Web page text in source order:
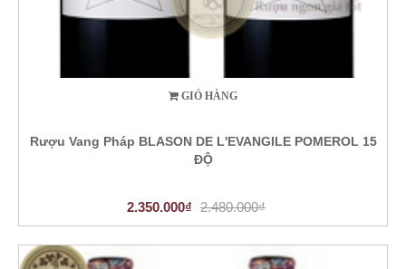
GIỎ HÀNG
Rượu Vang Pháp BLASON DE L'EVANGILE POMEROL 15
ĐỘ
2.350.000₫ 2.480.000₫